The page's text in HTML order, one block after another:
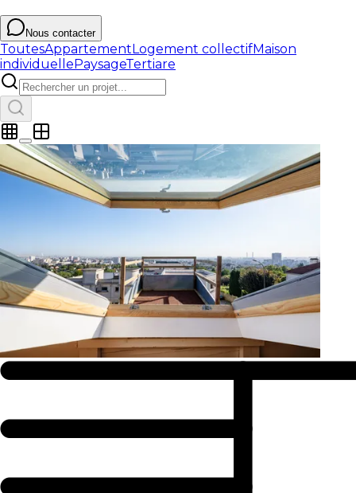
Nous contacter
ToutesAppartementLogement collectifMaison
individuellePaysageTertiare